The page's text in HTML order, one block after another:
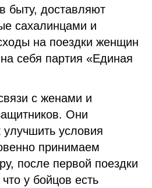
быту, доставляют
сахалинцами и
на поездки женщин
себя партия «Единая
с женами и
Они
улучшить условия
принимаем
после первой поездки
у бойцов есть